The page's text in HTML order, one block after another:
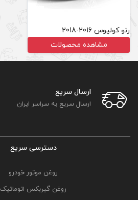
رنو کولیوس 2016-2018
مشاهده محصولات
ارسال سریع
ارسال سریع به سراسر ایران
دسترسی سریع
روغن موتور خودرو
روغن گیربکس اتوماتیک